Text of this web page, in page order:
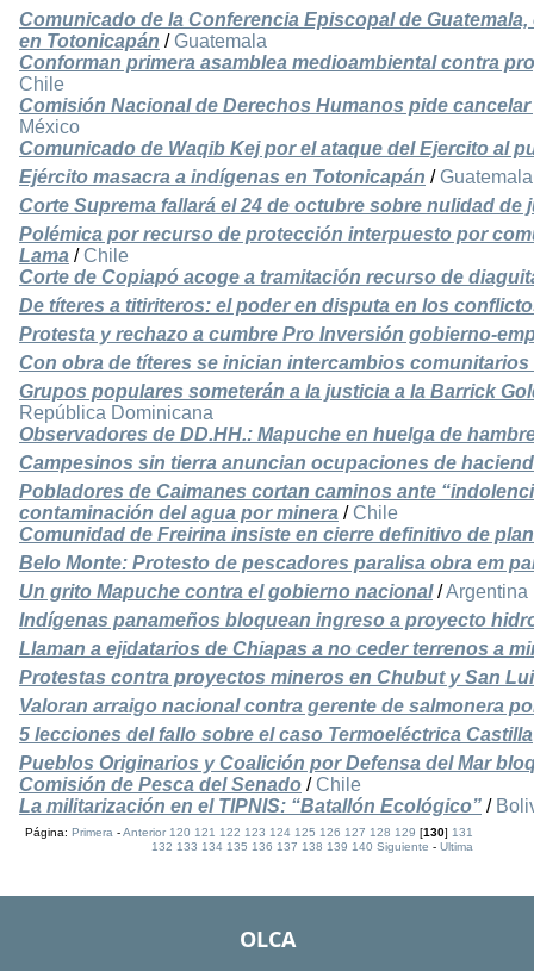
Comunicado de la Conferencia Episcopal de
en Totonicapán / Guatemala
Conforman primera asamblea medioambiental contra
Chile
Comisión Nacional de Derechos Humanos pide
México
Comunicado de Waqib Kej por el ataque del Ejercito al
Ejército masacra a indígenas en Totonicapán / Guatemala
Corte Suprema fallará el 24 de octubre sobre nulidad de
Polémica por recurso de protección interpuesto por
Lama / Chile
Corte de Copiapó acoge a tramitación recurso de
De títeres a titiriteros: el poder en disputa en los
Protesta y rechazo a cumbre Pro Inversión gobierno-
Con obra de títeres se inician intercambios comunitarios
Grupos populares someterán a la justicia a la Barrick
República Dominicana
Observadores de DD.HH.: Mapuche en huelga de
Campesinos sin tierra anuncian ocupaciones de
Pobladores de Caimanes cortan caminos ante
contaminación del agua por minera / Chile
Comunidad de Freirina insiste en cierre definitivo de
Belo Monte: Protesto de pescadores paralisa obra em
Un grito Mapuche contra el gobierno nacional/Argentina
Indígenas panameños bloquean ingreso a proyecto
Llaman a ejidatarios de Chiapas a no ceder terrenos a
Protestas contra proyectos mineros en Chubut y San
Valoran arraigo nacional contra gerente de salmonera
5 lecciones del fallo sobre el caso Termoeléctrica Castilla
Pueblos Originarios y Coalición por Defensa del Mar
Comisión de Pesca del Senado / Chile
La militarización en el TIPNIS: “Batallón Ecológico” /
Página:Primera -Anterior 120 121 122 123 124 125 126 127 128 129 [130]131
132 133 134 135 136 137 138 139 140 Siguiente -Ultima
OLCA